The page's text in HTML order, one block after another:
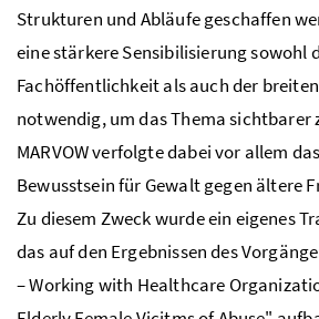
Strukturen und Abläufe geschaffen
eine stärkere Sensibilisierung sowohl
Fachöffentlichkeit als auch der
notwendig, um das Thema sichtbarer
MARVOW verfolgte dabei vor allem
Bewusstsein für Gewalt gegen ältere
Zu diesem Zweck wurde ein eigenes
das auf den Ergebnissen des
– Working with Healthcare